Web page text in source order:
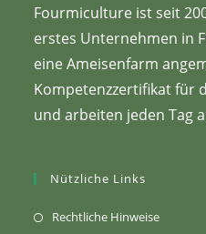
Fourmiculture ist seit
erstes Unternehmen in
eine Ameisenfarm
Kompetenzzertifikat für
und arbeiten jeden Tag
Nützliche Links
Rechtliche Hinweise(Öffnet